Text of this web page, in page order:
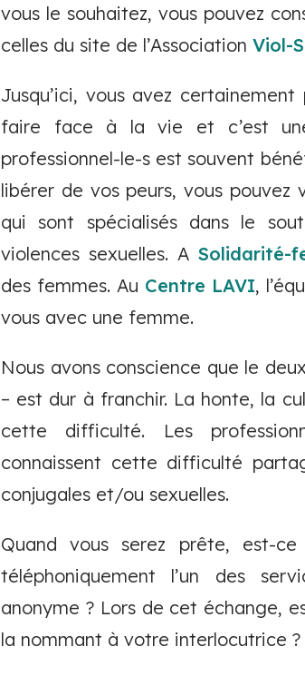
vous le souhaitez, vous pouvez
celles du site de l’Association Viol-
Jusqu’ici, vous avez
faire face à la vie et c’est
professionnel-le-s est souvent
libérer de vos peurs, vous pouvez
qui sont spécialisés dans le
violences sexuelles. A Solidarité-
des femmes. Au Centre LAVI,
vous avec une femme.
Nous avons conscience que le
– est dur à franchir. La honte, la
cette difficulté. Les
connaissent cette difficulté
conjugales et/ou sexuelles.
Quand vous serez prête, est-
téléphoniquement l’un des
anonyme ? Lors de cet échange,
la nommant à votre interlocutrice ?